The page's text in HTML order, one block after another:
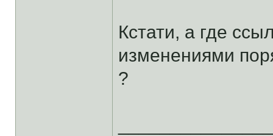
Кстати, а где
изменениями
?